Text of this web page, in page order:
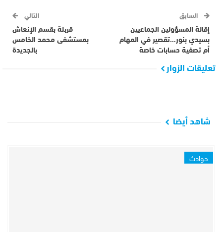
السابق
إقالة المسؤولين الجماعيين
بسيدي بنور…تقصير في المهام
أم تصفية حسابات خاصة
التالي
قربلة بقسم الإنعاش
بمستشفى محمد الخامس
بالجديدة
تعليقات الزوار
شاهد أيضا
حوادث